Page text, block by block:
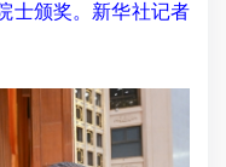
士颁奖。新华社记者